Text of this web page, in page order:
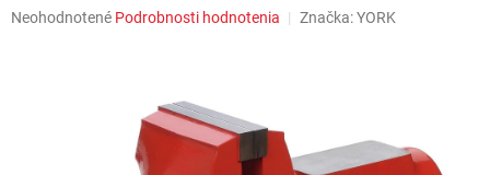
Priemerné
Neohodnotené Podrobnosti hodnotenia Značka:YORK